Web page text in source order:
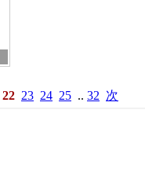
22 23 24 25 .. 32 次